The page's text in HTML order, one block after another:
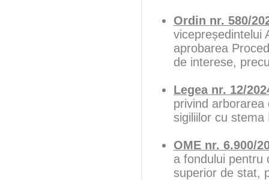
Ordin nr. 580/
vicepreședintelui
aprobarea
de interese,
Legea nr. 12/
privind arborarea
sigiliilor cu stema
OME nr. 6.900/
a fondului pentru
superior de stat,